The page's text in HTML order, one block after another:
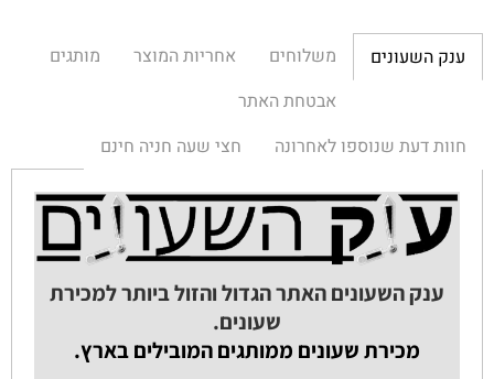
ענק השעונים משלוחים אחריות המוצר
מותגים
אבטחת האתר
חוות דעת שנוספו לאחרונה
חצי שעה חניה חינם
ענק השעונים האתר הגדול והזול ביותר למכירת
שעונים.
מכירת שעונים ממותגים המובילים בארץ.